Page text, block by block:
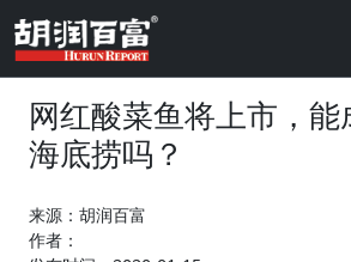
网红酸菜鱼将上市，
海底捞吗？
来源：胡润百富
作者：